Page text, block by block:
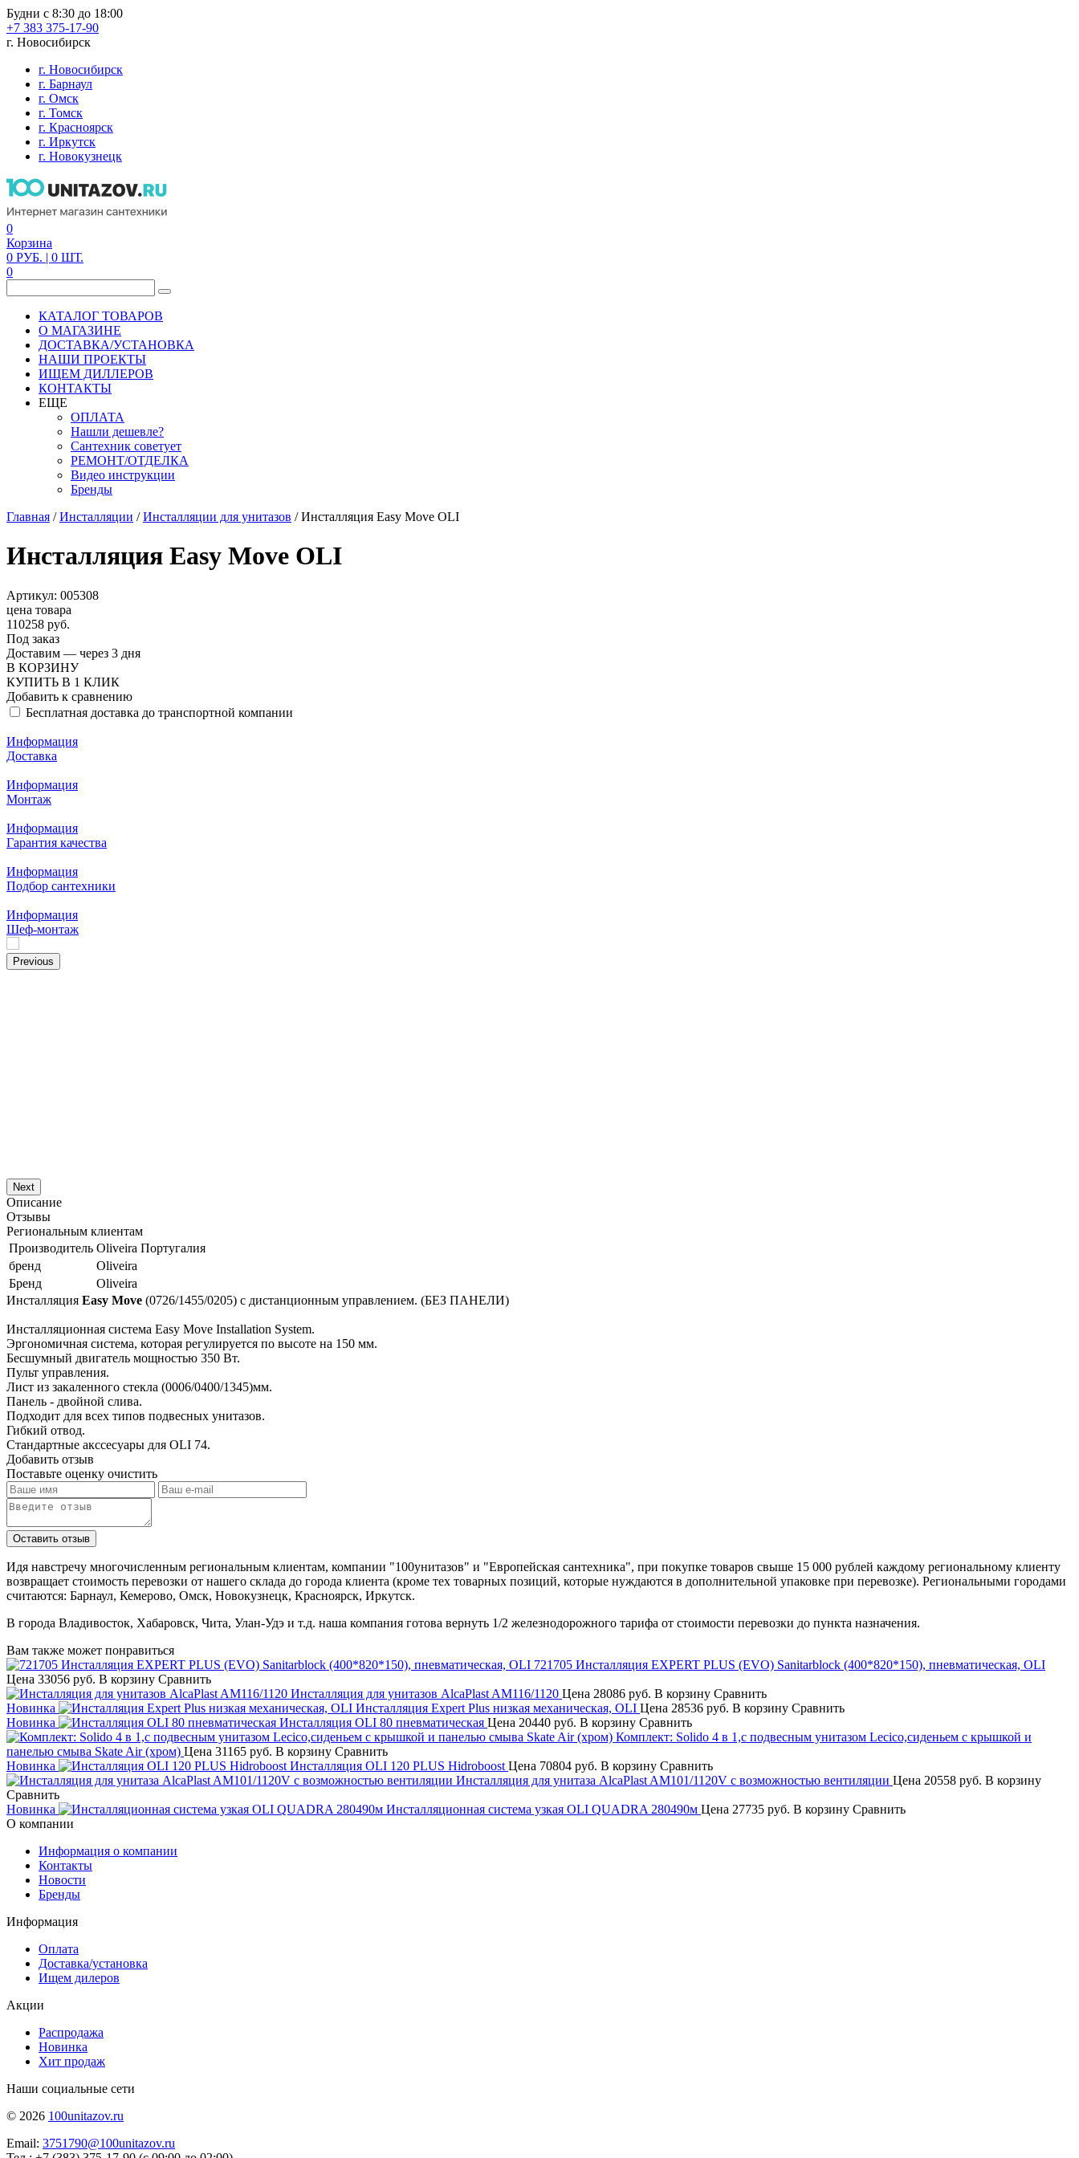
Будни с 8:30 до 18:00
+7 383 375-17-90
г. Новосибирск
г. Новосибирск
г. Барнаул
г. Омск
г. Томск
г. Красноярск
г. Иркутск
г. Новокузнецк
0
Корзина
0 РУБ. | 0 ШТ.
0
КАТАЛОГ ТОВАРОВ
О МАГАЗИНЕ
ДОСТАВКА/УСТАНОВКА
НАШИ ПРОЕКТЫ
ИЩЕМ ДИЛЛЕРОВ
КОНТАКТЫ
ЕЩЕ
ОПЛАТА
Нашли дешевле?
Сантехник советует
РЕМОНТ/ОТДЕЛКА
Видео инструкции
Бренды
Главная /Инсталляции /Инсталляции для унитазов /Инсталляция Easy Move OLI
Инсталляция Easy Move OLI
Артикул: 005308
цена товара
110258 руб.
Под заказ
Доставим — через 3 дня
В КОРЗИНУ
КУПИТЬ В 1 КЛИК
Добавить к сравнению
Бесплатная доставка до транспортной компании
Информация
Доставка
Информация
Монтаж
Информация
Гарантия качества
Информация
Подбор сантехники
Информация
Шеф-монтаж
Previous
Next
Описание
Отзывы
Региональным клиентам
Производитель Oliveira Португалия
бренд
Oliveira
Бренд
Oliveira
Инсталляция Easy Move (0726/1455/0205) c дистанционным управлением. (БЕЗ ПАНЕЛИ)
Инсталляционная система Easy Move Installation System.
Эргономичная система, которая регулируется по высоте на 150 мм.
Бесшумный двигатель мощностью 350 Вт.
Пульт управления.
Лист из закаленного стекла (0006/0400/1345)мм.
Панель - двойной слива.
Подходит для всех типов подвесных унитазов.
Гибкий отвод.
Стaндартные аксcесуары для OLI 74.
Добавить отзыв
Поставьте оценку очистить
Идя навстречу многочисленным региональным клиентам, компании "100унитазов" и "Европейская сантехника", при покупке товаров свыше 15 000 рублей каждому региональному клиенту
возвращает стоимость перевозки от нашего склада до города клиента (кроме тех товарных позиций, которые нуждаются в дополнительной упаковке при перевозке). Региональными городами
считаются: Барнаул, Кемерово, Омск, Новокузнецк, Красноярск, Иркутск.
В города Владивосток, Хабаровск, Чита, Улан-Удэ и т.д. наша компания готова вернуть 1/2 железнодорожного тарифа от стоимости перевозки до пункта назначения.
Вам также может понравиться
721705 Инсталляция EXPERT PLUS (EVO) Sanitarblock (400*820*150), пневматическая, OLI
Цена 33056 руб. В корзину Сравнить
Инсталляция для унитазов AlcaPlast AM116/1120 Цена 28086 руб. В корзину Сравнить
Новинка
Инсталляция Expert Plus низкая механическая, OLI Цена 28536 руб. В корзину Сравнить
Новинка
Инсталляция OLI 80 пневматическая Цена 20440 руб. В корзину Сравнить
Комплект: Solido 4 в 1,с подвесным унитазом Lecico,сиденьем с крышкой и
панелью смыва Skate Air (хром) Цена 31165 руб. В корзину Сравнить
Новинка
Инсталляция OLI 120 PLUS Hidroboost Цена 70804 руб. В корзину Сравнить
Инсталляция для унитаза AlcaPlast AM101/1120V с возможностью вентиляции Цена 20558 руб. В корзину
Сравнить
Новинка
Инсталляционная система узкая OLI QUADRA 280490м Цена 27735 руб. В корзину Сравнить
О компании
Информация о компании
Контакты
Новости
Бренды
Информация
Оплата
Доставка/установка
Ищем дилеров
Акции
Распродажа
Новинка
Хит продаж
Наши социальные сети
© 2026 100unitazov.ru
Email: 3751790@100unitazov.ru